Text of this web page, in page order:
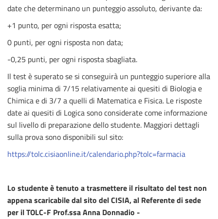
date che determinano un punteggio assoluto, derivante da:
+1 punto, per ogni risposta esatta;
0 punti, per ogni risposta non data;
-0,25 punti, per ogni risposta sbagliata.
Il test è superato se si conseguirà un punteggio superiore alla
soglia minima di 7/15 relativamente ai quesiti di Biologia e
Chimica e di 3/7 a quelli di Matematica e Fisica. Le risposte
date ai quesiti di Logica sono considerate come informazione
sul livello di preparazione dello studente. Maggiori dettagli
sulla prova sono disponibili sul sito:
https://tolc.cisiaonline.it/calendario.php?tolc=farmacia
Lo studente è tenuto a trasmettere il risultato del test non
appena scaricabile dal sito del CISIA, al Referente di sede
per il TOLC-F Prof.ssa Anna Donnadio -